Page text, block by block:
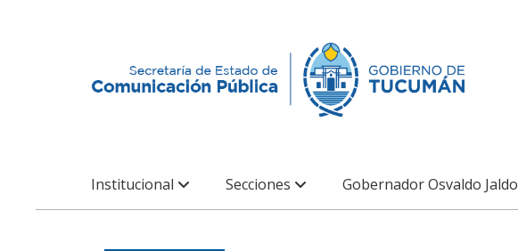
Institucional Secciones Gobernador Osvaldo Jaldo